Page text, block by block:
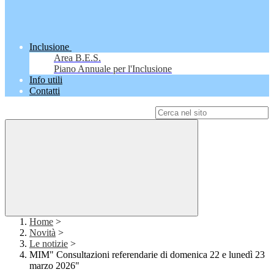
Inclusione
Area B.E.S.
Piano Annuale per l'Inclusione
Info utili
Contatti
Home >
Novità >
Le notizie >
MIM" Consultazioni referendarie di domenica 22 e lunedì 23
marzo 2026"